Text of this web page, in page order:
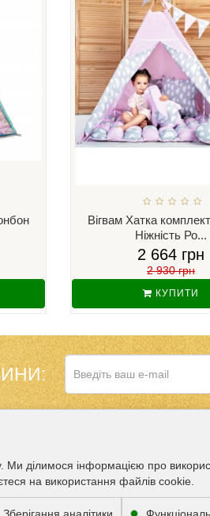
Вігвам Хатка
Ніжність Ро...
2 664 грн
2 930 грн
КУПИТИ
Ми ділимося інформацією про
на використання файлів cookie.